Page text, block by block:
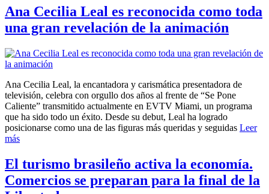
Ana Cecilia Leal es reconocida como toda
una gran revelación de la animación
Ana Cecilia Leal, la encantadora y carismática presentadora de
televisión, celebra con orgullo dos años al frente de “Se Pone
Caliente” transmitido actualmente en EVTV Miami, un programa
que ha sido todo un éxito. Desde su debut, Leal ha logrado
posicionarse como una de las figuras más queridas y seguidas Leer
más
El turismo brasileño activa la economía.
Comercios se preparan para la final de la